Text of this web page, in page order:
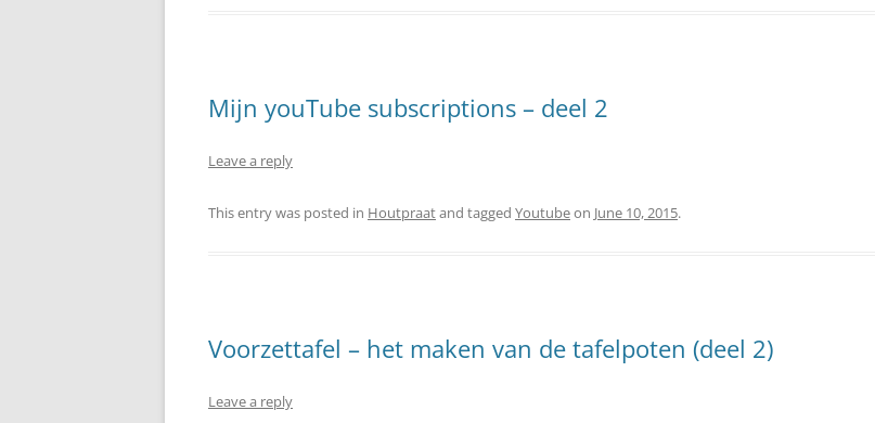
Mijn youTube subscriptions – deel 2
Leave a reply
This entry was posted in Houtpraatand tagged Youtubeon June 10, 2015.
Voorzettafel – het maken van de tafelpoten (deel 2)
Leave a reply